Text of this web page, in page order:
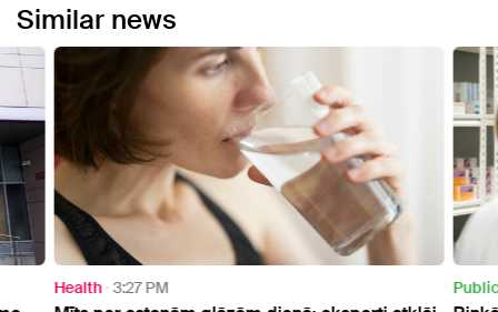
Similar news
Health 3:27 PM